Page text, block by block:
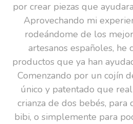
por crear piezas que
Aprovechando mi
rodeándome de los
artesanos españoles, he
productos que ya han
Comenzando por un cojín
único y patentado que
crianza de dos bebés,
bibi, o simplemente para